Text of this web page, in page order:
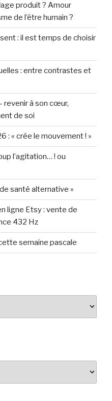
produit ? Amour
de l’être humain ?
: il est temps de choisir
: entre contrastes et
revenir à son cœur,
de soi
: « crée le mouvement ! »
l’agitation… ! ou
santé alternative »
ligne Etsy : vente de
432 Hz
semaine pascale